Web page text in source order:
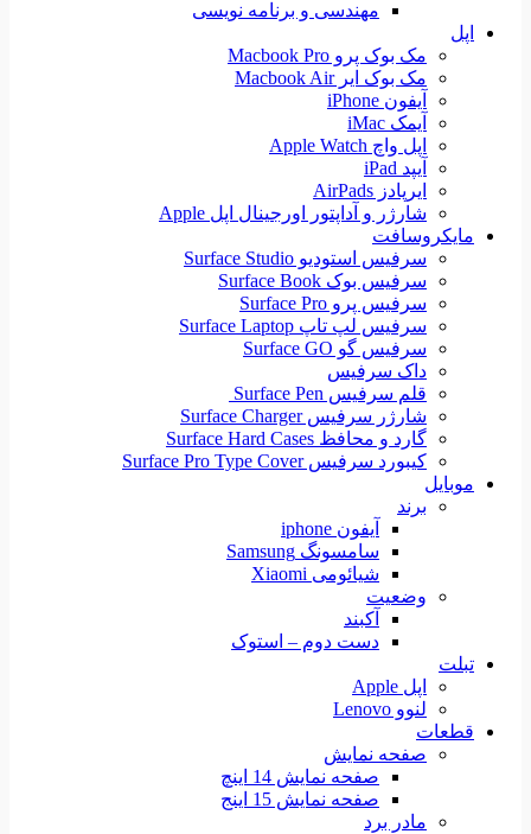
مهندسی و برنامه نویسی
اپل
مک بوک پرو Macbook Pro
مک بوک ایر Macbook Air
آیفون iPhone
آیمک iMac
اپل واچ Apple Watch
آیپد iPad
ایرپادز AirPads
شارژر و آداپتور اورجینال اپل Apple
مایکروسافت
سرفیس استودیو Surface Studio
سرفیس بوک Surface Book
سرفیس پرو Surface Pro
سرفیس لپ تاپ Surface Laptop
سرفیس گو Surface GO
داک سرفیس
قلم سرفیس Surface Pen
شارژر سرفیس Surface Charger
گارد و محافظ Surface Hard Cases
کیبورد سرفیس Surface Pro Type Cover
موبایل
برند
آیفون iphone
سامسونگ Samsung
شیائومی Xiaomi
وضعیت
آکبند
دست دوم – استوک
تبلت
اپل Apple
لنوو Lenovo
قطعات
صفحه نمایش
صفحه نمایش 14 اینچ
صفحه نمایش 15 اینج
مادر برد